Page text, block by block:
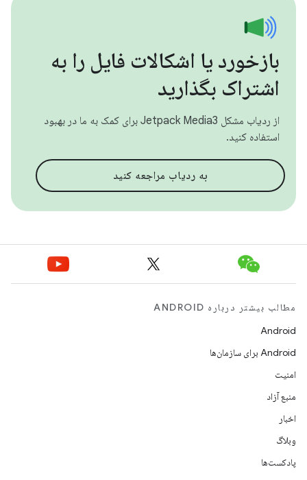
بازخورد یا اشکالات فایل را به
اشتراک بگذارید
از ردیاب مشکل Jetpack Media3 برای کمک به ما در بهبود
استفاده کنید.
به ردیاب مراجعه کنید
مطالب بیشتر درباره ANDROID
Android
Android برای سازمان‌ها
امنیت
منبع آزاد
اخبار
وبلاگ
پادکست‌ها